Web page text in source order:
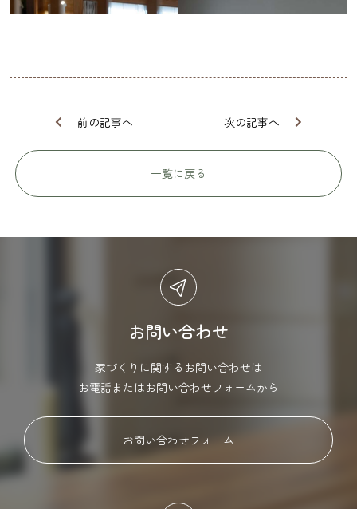
前の記事へ 次の記事へ
一覧に戻る
お問い合わせ
家づくりに関するお問い合わせは
お電話またはお問い合わせフォームから
お問い合わせフォーム